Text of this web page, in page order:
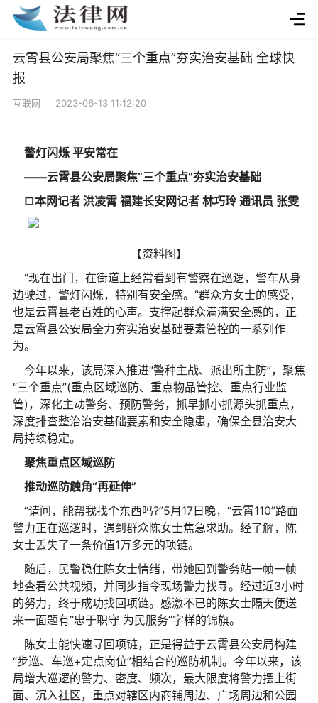
云霄县公安局聚焦“三个重点”夯实治安基础 全球快
报
互联网 2023-06-13 11:12:20
警灯闪烁 平安常在
——云霄县公安局聚焦“三个重点”夯实治安基础
□本网记者 洪凌霄 福建长安网记者 林巧玲 通讯员 张雯
【资料图】
“现在出门，在街道上经常看到有警察在巡逻，警车从身
边驶过，警灯闪烁，特别有安全感。”群众方女士的感受，
也是云霄县老百姓的心声。支撑起群众满满安全感的，正
是云霄县公安局全力夯实治安基础要素管控的一系列作
为。
今年以来，该局深入推进“警种主战、派出所主防”，聚焦
“三个重点”(重点区域巡防、重点物品管控、重点行业监
管)，深化主动警务、预防警务，抓早抓小抓源头抓重点，
深度排查整治治安基础要素和安全隐患，确保全县治安大
局持续稳定。
聚焦重点区域巡防
推动巡防触角“再延伸”
“请问，能帮我找个东西吗?”5月17日晚，“云霄110”路面
警力正在巡逻时，遇到群众陈女士焦急求助。经了解，陈
女士丢失了一条价值1万多元的项链。
随后，民警稳住陈女士情绪，带她回到警务站一帧一帧
地查看公共视频，并同步指令现场警力找寻。经过近3小时
的努力，终于成功找回项链。感激不已的陈女士隔天便送
来一面题有“忠于职守 为民服务”字样的锦旗。
陈女士能快速寻回项链，正是得益于云霄县公安局构建
“步巡、车巡+定点岗位”相结合的巡防机制。今年以来，该
局增大巡逻的警力、密度、频次，最大限度将警力摆上街
面、沉入社区，重点对辖区内商铺周边、广场周边和公园